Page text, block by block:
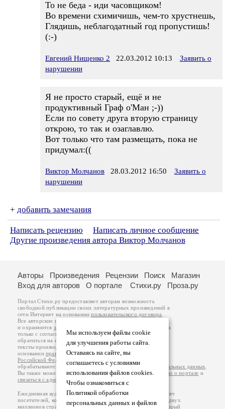
То не беда - иди часовщиком!
Во времени схимичишь, чем-то хрустнешь,
Глядишь, неблагодатный год пропустишь!
(:-)
Евгений Нищенко 2 22.03.2012 10:13
Заявить о
нарушении
Я не просто старый, ещё и не
продуктивный Граф о'Ман ;-))
Если по совету друга вторую страницу
открою, то так и озаглавлю.
Вот только что там размещать, пока не
придумал:((
Виктор Молчанов 28.03.2012 16:50
Заявить о
нарушении
+ добавить замечания
Написать рецензию
Написать личное сообщение
Другие произведения автора Виктор Молчанов
Мы используем файлы cookie
для улучшения работы сайта.
Оставаясь на сайте, вы
соглашаетесь с условиями
использования файлов cookies.
Чтобы ознакомиться с
Политикой обработки
персональных данных и файлов
Авторы Произведения Рецензии Поиск
Магазин
Вход для авторов
О портале Стихи.ру Проза.ру
Портал Стихи.ру предоставляет авторам возможность
свободной публикации своих литературных произведений в
сети Интернет на основаниипользовательского договора
Все авторские права на произведения принадлежат авторам
и охраняются законом
. Перепечатка произведений возможна
только с согласия его автора, к которому вы можете
обратиться на его авторской странице. Ответственность за
тексты произведений авторы несут самостоятельно на
основанииправил публикацииизаконодательства
Российской Федерации
обрабатываются на основанииПолитики обработки персональных данных
Вы также можете посмотреть более подробнуюинформацию о портале и
связаться с администрацией
Ежедневная аудитория портала Стихи.ру – порядка 200 тысяч
посетителей, которые в общей сумме просматривают более двух
миллионов страниц по данным счетчика посещаемости, который